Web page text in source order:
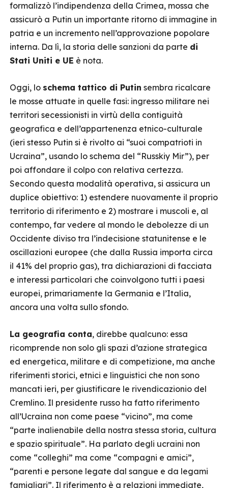
formalizzò l’indipendenza della Crimea, mossa che
assicurò a Putin un importante ritorno di immagine in
patria e un incremento nell’approvazione popolare
interna. Da lì, la storia delle sanzioni da parte di
Stati Uniti e UE è nota.
Oggi, lo schema tattico di Putin sembra ricalcare
le mosse attuate in quelle fasi: ingresso militare nei
territori secessionisti in virtù della contiguità
geografica e dell’appartenenza etnico-culturale
(ieri stesso Putin si è rivolto ai “suoi compatrioti in
Ucraina”, usando lo schema del “Russkiy Mir”), per
poi affondare il colpo con relativa certezza.
Secondo questa modalità operativa, si assicura un
duplice obiettivo: 1) estendere nuovamente il proprio
territorio di riferimento e 2) mostrare i muscoli e, al
contempo, far vedere al mondo le debolezze di un
Occidente diviso tra l’indecisione statunitense e le
oscillazioni europee (che dalla Russia importa circa
il 41% del proprio gas), tra dichiarazioni di facciata
e interessi particolari che coinvolgono tutti i paesi
europei, primariamente la Germania e l’Italia,
ancora una volta sullo sfondo.
La geografia conta, direbbe qualcuno: essa
ricomprende non solo gli spazi d’azione strategica
ed energetica, militare e di competizione, ma anche
riferimenti storici, etnici e linguistici che non sono
mancati ieri, per giustificare le rivendicazionio del
Cremlino. Il presidente russo ha fatto riferimento
all’Ucraina non come paese “vicino”, ma come
“parte inalienabile della nostra stessa storia, cultura
e spazio spirituale”. Ha parlato degli ucraini non
come “colleghi” ma come “compagni e amici”,
“parenti e persone legate dal sangue e da legami
famigliari”. Il riferimento è a relazioni immediate,